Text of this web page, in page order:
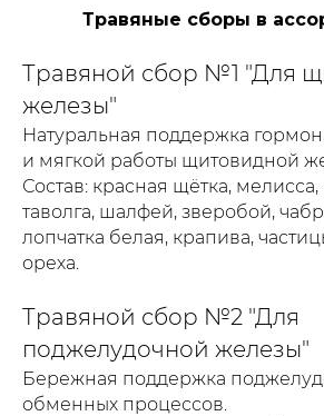
Травяные сборы в
Травяной сбор №1 "Для
железы"
Натуральная поддержка
и мягкой работы щитовидной
Состав: красная щётка,
таволга, шалфей, зверобой,
лопчатка белая, крапива,
ореха.
Травяной сбор №2 "Для
поджелудочной железы"
Бережная поддержка
обменных процессов.